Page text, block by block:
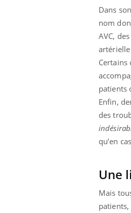
Dans
nom
AVC,
Certains
patients
Enfin,
des
qu’en
Une
Mais